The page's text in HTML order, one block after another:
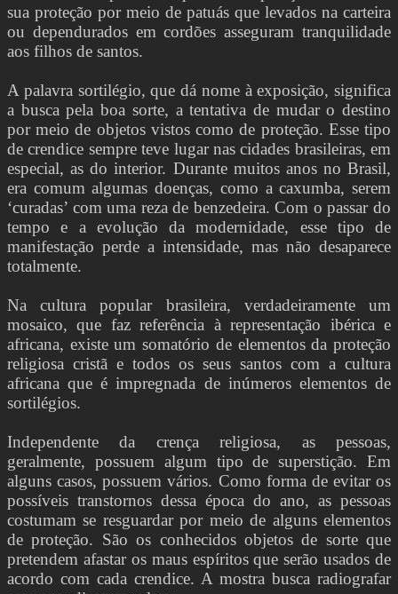
sua proteção por meio de patuás que levados na carteira
ou dependurados em cordões asseguram tranquilidade
aos filhos de santos.
A palavra sortilégio, que dá nome à exposição, significa
a busca pela boa sorte, a tentativa de mudar o destino
por meio de objetos vistos como de proteção. Esse tipo
de crendice sempre teve lugar nas cidades brasileiras, em
especial, as do interior. Durante muitos anos no Brasil,
era comum algumas doenças, como a caxumba, serem
‘curadas’ com uma reza de benzedeira. Com o passar do
tempo e a evolução da modernidade, esse tipo de
manifestação perde a intensidade, mas não desaparece
totalmente.
Na cultura popular brasileira, verdadeiramente um
mosaico, que faz referência à representação ibérica e
africana, existe um somatório de elementos da proteção
religiosa cristã e todos os seus santos com a cultura
africana que é impregnada de inúmeros elementos de
sortilégios.
Independente da crença religiosa, as pessoas,
geralmente, possuem algum tipo de superstição. Em
alguns casos, possuem vários. Como forma de evitar os
possíveis transtornos dessa época do ano, as pessoas
costumam se resguardar por meio de alguns elementos
de proteção. São os conhecidos objetos de sorte que
pretendem afastar os maus espíritos que serão usados de
acordo com cada crendice. A mostra busca radiografar